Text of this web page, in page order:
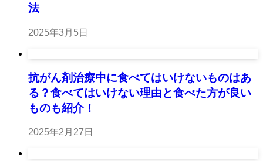
法
2025年3月5日
抗がん剤治療中に食べてはいけないものはあ
る？食べてはいけない理由と食べた方が良い
ものも紹介！
2025年2月27日